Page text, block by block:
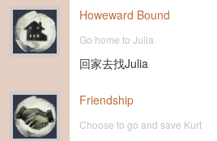
Howeward Bound
Go home to Julia
回家去找Julia
Friendship
Choose to go and save Kurt